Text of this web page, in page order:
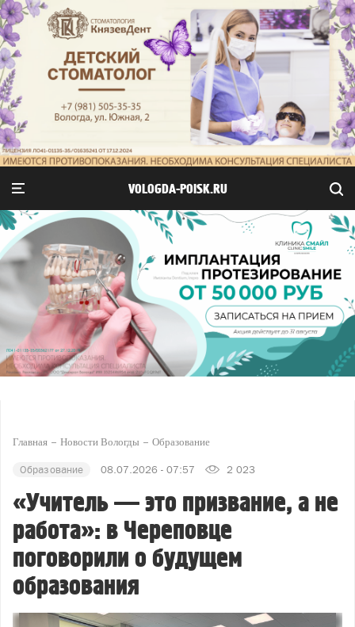
VOLOGDA-POISK.RU
Главная Новости Вологды Образование
Образование 08.07.2026 - 07:57 2 023
«Учитель — это призвание, а не
работа»: в Череповце
поговорили о будущем
образования